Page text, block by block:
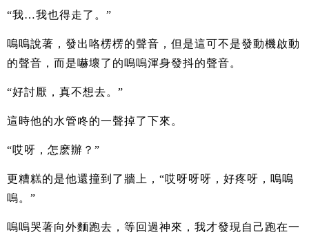
“我…我也得走了。”
嗚嗚說著，發出咯楞楞的聲音，但是這可不是發動機啟動
的聲音，而是嚇壞了的嗚嗚渾身發抖的聲音。
“好討厭，真不想去。”
這時他的水管咚的一聲掉了下來。
“哎呀，怎麽辦？”
更糟糕的是他還撞到了牆上，“哎呀呀呀，好疼呀，嗚嗚
嗚。”
嗚嗚哭著向外麵跑去，等回過神來，我才發現自己跑在一